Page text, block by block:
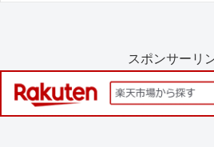
スポンサーリ